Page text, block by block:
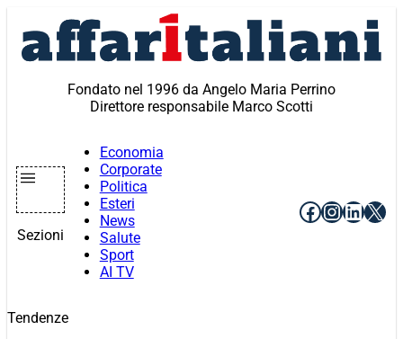
contenuto
Fondato nel 1996 da Angelo Maria Perrino
Direttore responsabile Marco Scotti
Sezioni
Economia
Corporate
Politica
Esteri
News
Salute
Sport
AI TV
Facebook
X
Tendenze